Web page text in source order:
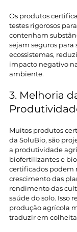
Os produtos
testes rigorosos
contenham
sejam seguros para
ecossistemas,
impacto negativo
ambiente.
3. Melhoria
Muitos produtos
da SoluBio, são
a produtividade
biofertilizantes e
certificados podem
crescimento das
rendimento das
saúde do solo. Isso
produção agrícola
traduzir em